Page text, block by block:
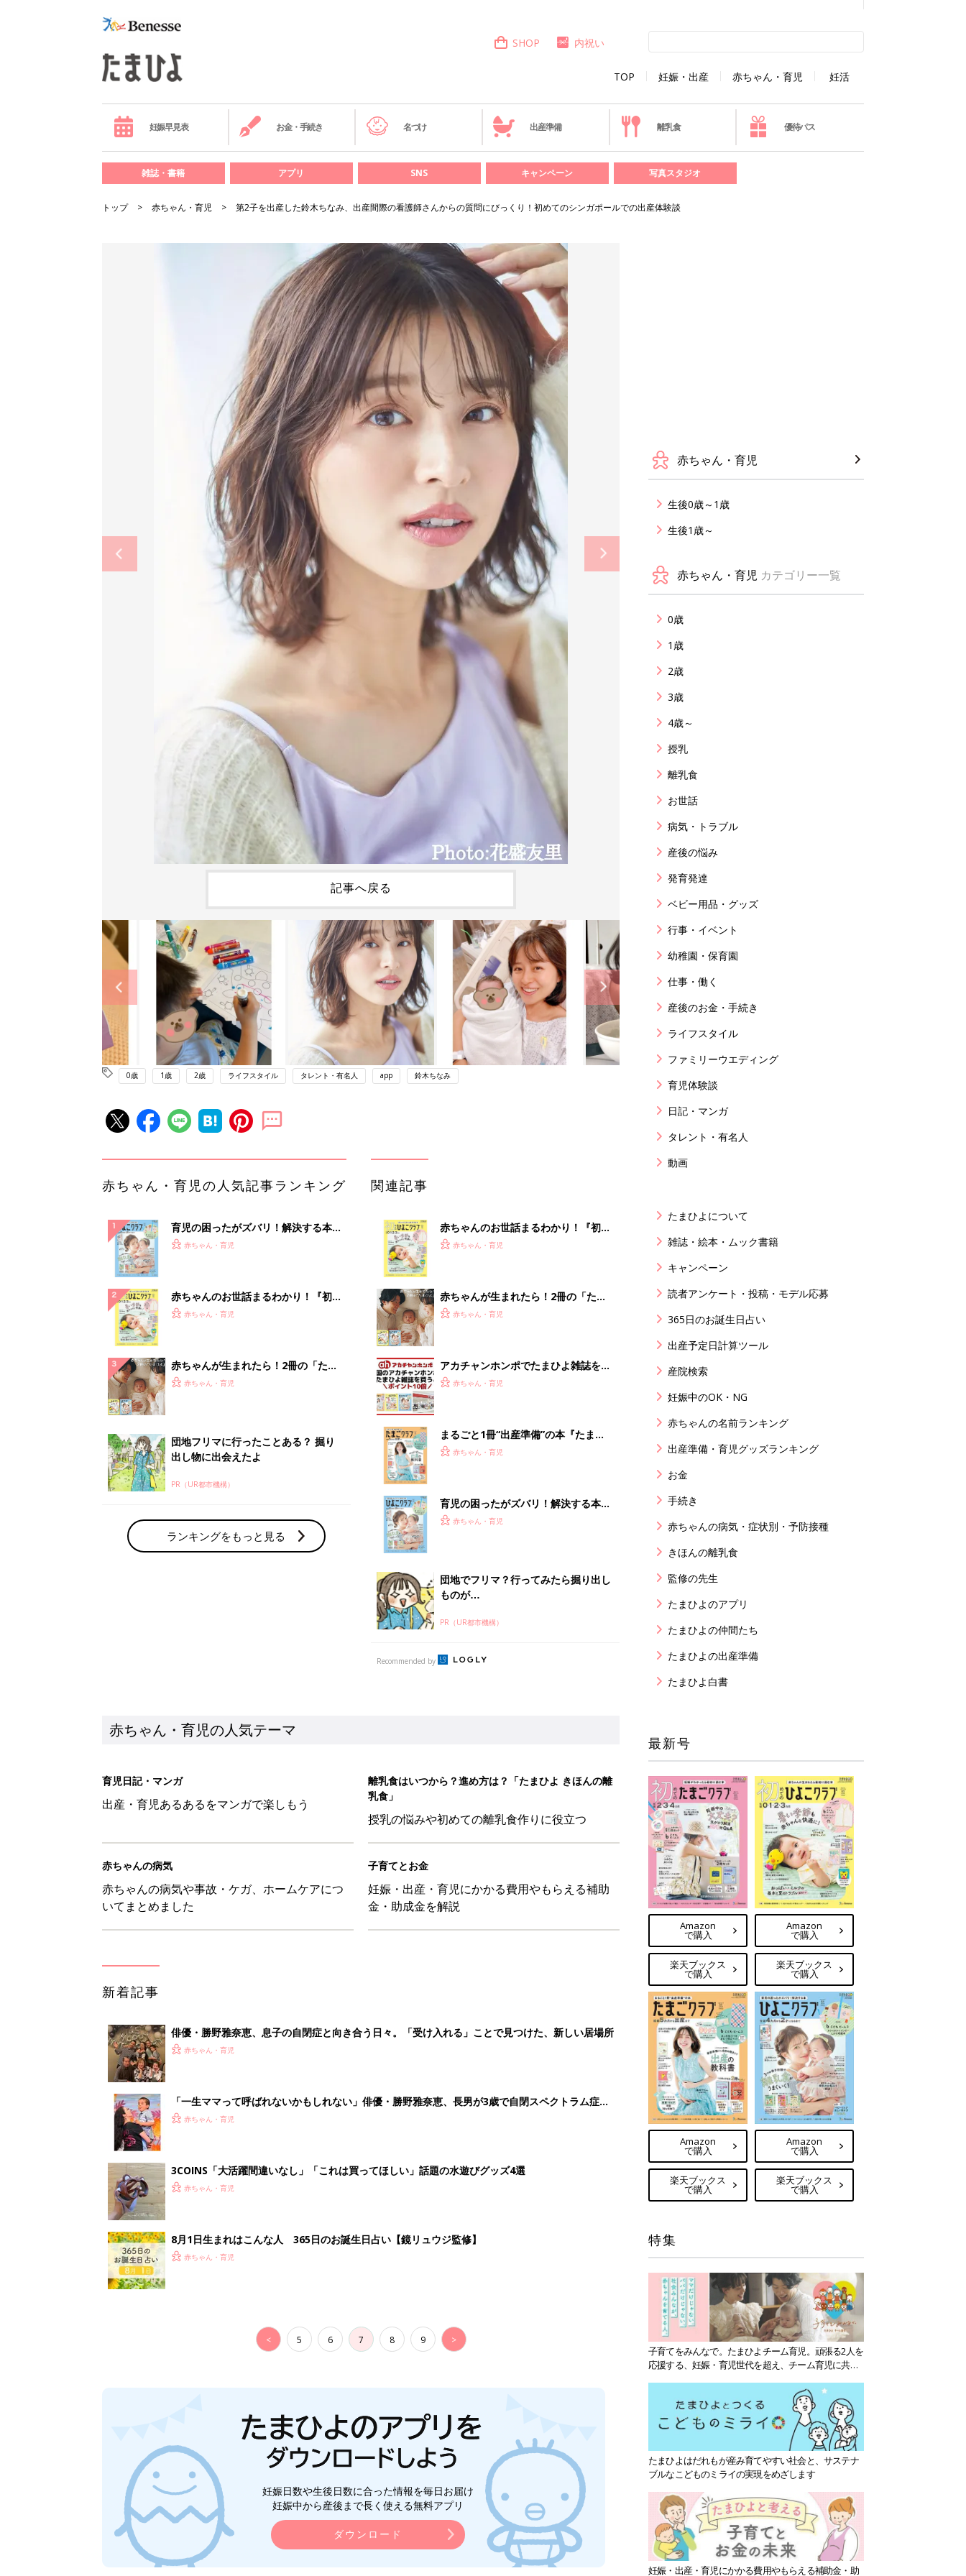
TOP 妊娠・出産 赤ちゃん・育児 妊活
SHOP 内祝い
妊娠早見表 お金・手続き 名づけ 出産準備 離乳食 優待パス
雑誌・書籍 アプリ SNS キャンペーン 写真スタジオ
トップ 赤ちゃん・育児 第2子を出産した鈴木ちなみ、出産間際の看護師さんからの質問にびっくり！初めてのシンガポールでの出産体験談
記事へ戻る
0歳 1歳 2歳 ライフスタイル タレント・有名人 app 鈴木ちなみ
赤ちゃん・育児の人気記事ランキング
育児の困ったがズバリ！解決する本
『ひよこクラブ 夏号』 4カ月～2才
赤ちゃん・育児
赤ちゃんのお世話まるわかり！『初め
てのひよこクラブ 夏号』〈巻頭大特
赤ちゃん・育児
赤ちゃんが生まれたら！2冊の「たま
ひよ」
赤ちゃん・育児
団地フリマに行ったことある？ 掘り
出し物に出会えたよ
PR（UR都市機構）
ランキングをもっと見る
関連記事
赤ちゃんのお世話まるわかり！『初め
てのひよこクラブ 夏号』〈巻頭大特
赤ちゃん・育児
赤ちゃんが生まれたら！2冊の「たま
ひよ」
赤ちゃん・育児
アカチャンホンポでたまひよ雑誌を買
うとポイント10倍【期間限定】
赤ちゃん・育児
まるごと1冊“出産準備”の本『たまご
クラブ 夏号』〈スペシャル大特集〉
赤ちゃん・育児
育児の困ったがズバリ！解決する本
『ひよこクラブ 夏号』 4カ月～2才
赤ちゃん・育児
団地でフリマ？行ってみたら掘り出し
ものが…
PR（UR都市機構）
Recommended by
赤ちゃん・育児の人気テーマ
育児日記・マンガ
出産・育児あるあるをマンガで楽しもう
離乳食はいつから？進め方は？「たまひよ きほんの離
乳食」
授乳の悩みや初めての離乳食作りに役立つ
赤ちゃんの病気
赤ちゃんの病気や事故・ケガ、ホームケアにつ
いてまとめました
子育てとお金
妊娠・出産・育児にかかる費用やもらえる補助
金・助成金を解説
新着記事
俳優・勝野雅奈恵、息子の自閉症と向き合う日々。「受け入れる」ことで見つけた、新しい居場所
赤ちゃん・育児
「一生ママって呼ばれないかもしれない」俳優・勝野雅奈恵、長男が3歳で自閉スペクトラム症と
診断赤ちゃん・育児
3COINS「大活躍間違いなし」「これは買ってほしい」話題の水遊びグッズ4選
赤ちゃん・育児
8月1日生まれはこんな人 365日のお誕生日占い【鏡リュウジ監修】
赤ちゃん・育児
< 5 6 7 8 9 >
妊娠日数や生後日数に合った情報を毎日お届け
妊娠中から産後まで長く使える無料アプリ
ダウンロード
赤ちゃん・育児
生後0歳～1歳
生後1歳～
赤ちゃん・育児 カテゴリー一覧
0歳
1歳
2歳
3歳
4歳～
授乳
離乳食
お世話
病気・トラブル
産後の悩み
発育発達
ベビー用品・グッズ
行事・イベント
幼稚園・保育園
仕事・働く
産後のお金・手続き
ライフスタイル
ファミリーウエディング
育児体験談
日記・マンガ
タレント・有名人
動画
たまひよについて
雑誌・絵本・ムック書籍
キャンペーン
読者アンケート・投稿・モデル応募
365日のお誕生日占い
出産予定日計算ツール
産院検索
妊娠中のOK・NG
赤ちゃんの名前ランキング
出産準備・育児グッズランキング
お金
手続き
赤ちゃんの病気・症状別・予防接種
きほんの離乳食
監修の先生
たまひよのアプリ
たまひよの仲間たち
たまひよの出産準備
たまひよ白書
最新号
Amazon
で購入
楽天ブックス
で購入
Amazon
で購入
楽天ブックス
で購入
Amazon
で購入
楽天ブックス
で購入
Amazon
で購入
楽天ブックス
で購入
特集
子育てをみんなで。たまひよチーム育児。頑張る2人を
応援する、妊娠・育児世代を超え、チーム育児に共感
たまひよはだれもが産み育てやすい社会と、サステナ
ブルなこどものミライの実現をめざします
妊娠・出産・育児にかかる費用やもらえる補助金・助